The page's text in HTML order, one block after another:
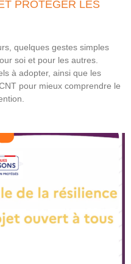
PROTÉGER LES
quelques gestes simples
soi et pour les autres.
à adopter, ainsi que les
pour mieux comprendre le